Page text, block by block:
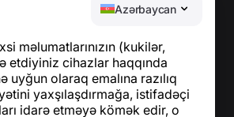
Azərbaycan
məlumatlarınızın (kukilər,
etdiyiniz cihazlar haqqında
uyğun olaraq emalına razılıq
yaxşılaşdırmağa, istifadəçi
idarə etməyə kömək edir, o
Xəbərlər və Məqalələr
Layihə haqqında
Əlaqə